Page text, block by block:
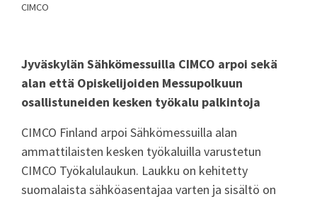
CIMCO
Jyväskylän Sähkömessuilla CIMCO arpoi sekä
alan että Opiskelijoiden Messupolkuun
osallistuneiden kesken työkalu palkintoja
CIMCO Finland arpoi Sähkömessuilla alan
ammattilaisten kesken työkaluilla varustetun
CIMCO Työkalulaukun. Laukku on kehitetty
suomalaista sähköasentajaa varten ja sisältö on